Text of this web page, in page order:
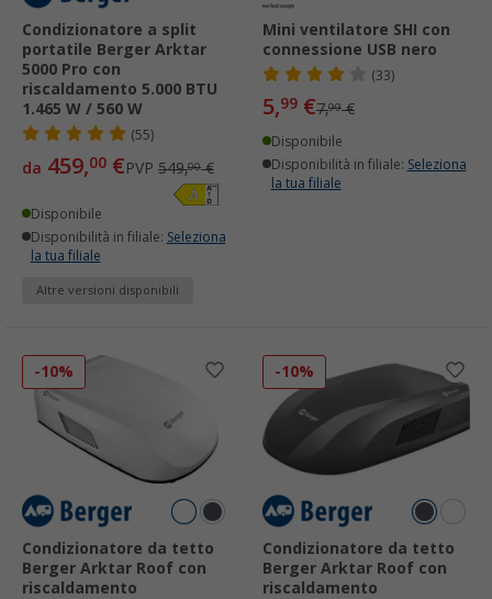
Condizionatore a split
portatile Berger Arktar
5000 Pro con
riscaldamento 5.000 BTU
1.465 W / 560 W
(55)
da 459,00 €PVP 549,00€
Disponibile
Disponibilità in filiale: Seleziona
la tua filiale
Altre versioni disponibili
Mini ventilatore SHI con
connessione USB nero
(33)
5,99 €7,99€
Disponibile
Disponibilità in filiale: Seleziona
la tua filiale
-10%
Condizionatore da tetto
Berger Arktar Roof con
riscaldamento
-10%
Condizionatore da tetto
Berger Arktar Roof con
riscaldamento